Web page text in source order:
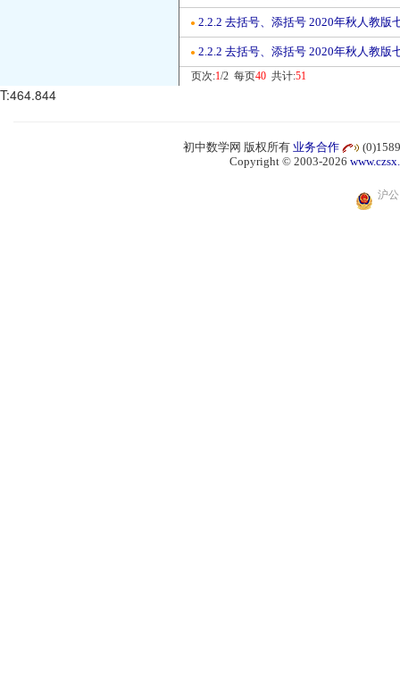
● 2.2.2 去括号、添括号 2020年秋人教版
● 2.2.2 去括号、添括号 2020年秋人教版
页次:1/2 每页40 共计:51
T:464.844
初中数学网 版权所有 业务合作
Copyright © 2003-2026
沪公